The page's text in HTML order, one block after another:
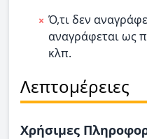
Ό,τι δεν
αναγράφεται ως
κλπ.
Λεπτομέρειες
Χρήσιμες